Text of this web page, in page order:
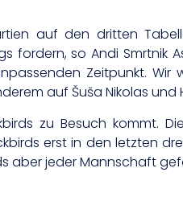
auf den dritten
fordern, so Andi Smrtnik
Zeitpunkt. Wir
auf Šuša Nikolas und
zu Besuch kommt.
erst in den letzten
aber jeder Mannschaft